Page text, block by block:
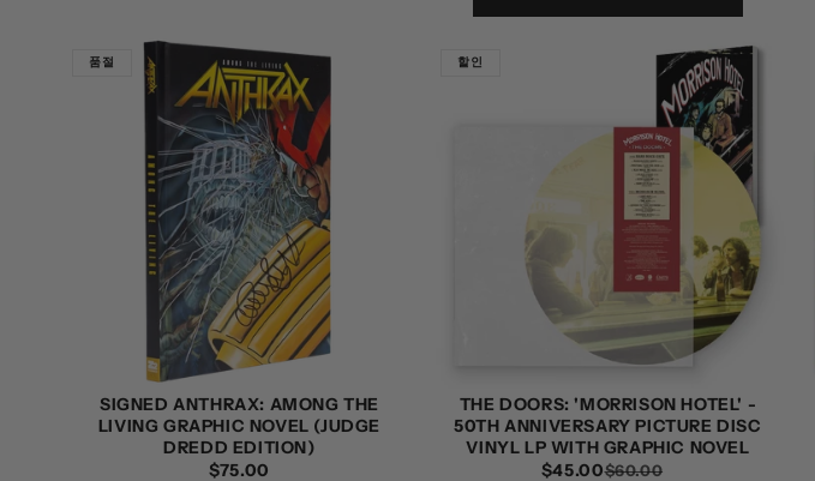
품절
SIGNED ANTHRAX: AMONG THE
LIVING GRAPHIC NOVEL (JUDGE
DREDD EDITION)
정
$75.00
할인
THE DOORS: 'MORRISON HOTEL' -
50TH ANNIVERSARY PICTURE DISC
VINYL LP WITH GRAPHIC NOVEL
$60.00
$45.00